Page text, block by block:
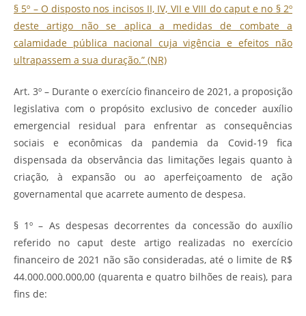
§ 5º – O disposto nos incisos II, IV, VII e VIII do caput e no § 2º
deste artigo não se aplica a medidas de combate a
calamidade pública nacional cuja vigência e efeitos não
ultrapassem a sua duração.” (NR)
Art. 3º – Durante o exercício financeiro de 2021, a proposição
legislativa com o propósito exclusivo de conceder auxílio
emergencial residual para enfrentar as consequências
sociais e econômicas da pandemia da Covid-19 fica
dispensada da observância das limitações legais quanto à
criação, à expansão ou ao aperfeiçoamento de ação
governamental que acarrete aumento de despesa.
§ 1º – As despesas decorrentes da concessão do auxílio
referido no caput deste artigo realizadas no exercício
financeiro de 2021 não são consideradas, até o limite de R$
44.000.000.000,00 (quarenta e quatro bilhões de reais), para
fins de: